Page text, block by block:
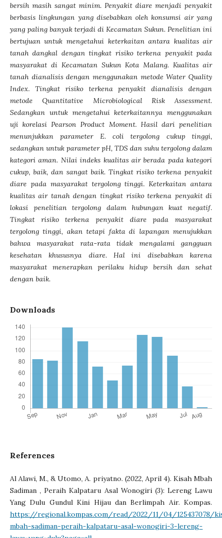
bersih masih sangat minim. Penyakit diare menjadi penyakit
berbasis lingkungan yang disebabkan oleh konsumsi air yang
yang paling banyak terjadi di Kecamatan Sukun. Penelitian ini
bertujuan untuk mengetahui keterkaitan antara kualitas air
tanah dangkal dengan tingkat risiko terkena penyakit pada
masyarakat di Kecamatan Sukun Kota Malang. Kualitas air
tanah dianalisis dengan menggunakan metode Water Quality
Index. Tingkat risiko terkena penyakit dianalisis dengan
metode Quantitative Microbiological Risk Assessment.
Sedangkan untuk mengetahui keterkaitannya menggunakan
uji korelasi Pearson Product Moment. Hasil dari penelitian
menunjukkan parameter E. coli tergolong cukup tinggi,
sedangkan untuk parameter pH, TDS dan suhu tergolong dalam
kategori aman. Nilai indeks kualitas air berada pada kategori
cukup, baik, dan sangat baik. Tingkat risiko terkena penyakit
diare pada masyarakat tergolong tinggi. Keterkaitan antara
kualitas air tanah dengan tingkat risiko terkena penyakit di
lokasi penelitian tergolong dalam hubungan kuat negatif.
Tingkat risiko terkena penyakit diare pada masyarakat
tergolong tinggi, akan tetapi fakta di lapangan menujukkan
bahwa masyarakat rata-rata tidak mengalami gangguan
kesehatan khususnya diare. Hal ini disebabkan karena
masyarakat menerapkan perilaku hidup bersih dan sehat
dengan baik.
Downloads
References
Al Alawi, M., & Utomo, A. priyatno. (2022, April 4). Kisah Mbah
Sadiman , Peraih Kalpataru Asal Wonogiri (3): Lereng Lawu
Yang Dulu Gundul Kini Hijau dan Berlimpah Air. Kompas.
https://regional.kompas.com/read/2022/11/04/125437078/
mbah-sadiman-peraih-kalpataru-asal-wonogiri-3-lereng-